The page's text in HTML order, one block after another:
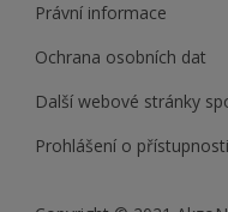
Právní informace
Ochrana osobních dat
Další webové stránky
Prohlášení o přístupnosti